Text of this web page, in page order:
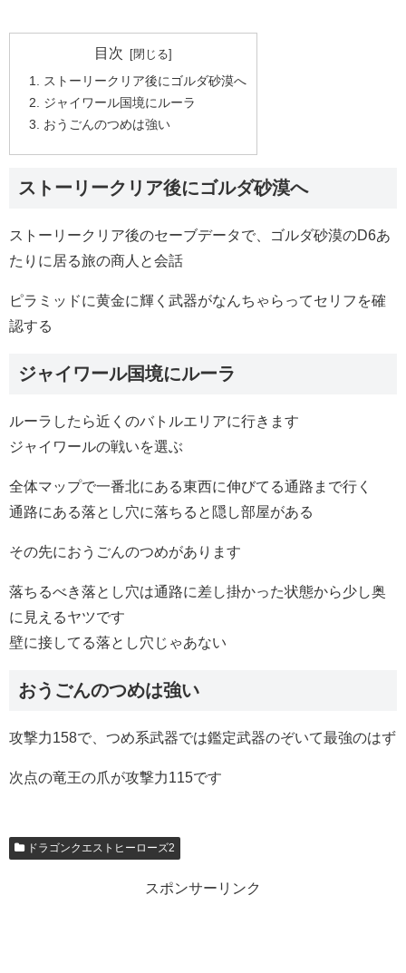
目次
ストーリークリア後にゴルダ砂漠へ
ジャイワール国境にルーラ
おうごんのつめは強い
ストーリークリア後にゴルダ砂漠へ
ストーリークリア後のセーブデータで、ゴルダ砂漠のD6あ
たりに居る旅の商人と会話
ピラミッドに黄金に輝く武器がなんちゃらってセリフを確
認する
ジャイワール国境にルーラ
ルーラしたら近くのバトルエリアに行きます
ジャイワールの戦いを選ぶ
全体マップで一番北にある東西に伸びてる通路まで行く
通路にある落とし穴に落ちると隠し部屋がある
その先におうごんのつめがあります
落ちるべき落とし穴は通路に差し掛かった状態から少し奥
に見えるヤツです
壁に接してる落とし穴じゃあない
おうごんのつめは強い
攻撃力158で、つめ系武器では鑑定武器のぞいて最強のはず
次点の竜王の爪が攻撃力115です
ドラゴンクエストヒーローズ2
スポンサーリンク